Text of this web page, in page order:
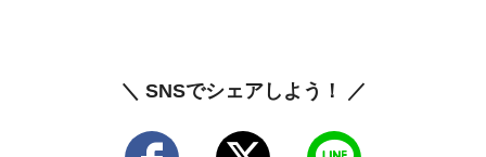
＼ SNSでシェアしよう！ ／